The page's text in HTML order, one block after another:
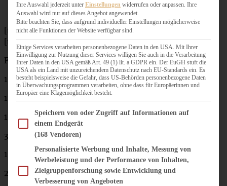
[tabs]
[tab title=”Zutaten”]
Für eine Springform von 26 cm oder eine Brownieform:
150 g sehr weiche Butter
175 g Zucker
1 TL Vanille-Paste
3 Eier
150 g Naturjoghurt
260 g Mehl
Ihre Auswahl jederzeit unter Einstellungen widerrufen oder anpassen. Ihre
Auswahl wird nur auf dieses Angebot angewendet.
Bitte beachten Sie, dass aufgrund individueller Einstellungen möglicherweise
nicht alle Funktionen der Website verfügbar sind.
Einige Services verarbeiten personenbezogene Daten in den USA. Mit Ihrer
Einwilligung zur Nutzung dieser Services willigen Sie auch in die Verarbeitung
Ihrer Daten in den USA gemäß Art. 49 (1) lit. a GDPR ein. Der EuGH stuft die
USA als ein Land mit unzureichendem Datenschutz nach EU-Standards ein. Es
besteht beispielsweise die Gefahr, dass US-Behörden personenbezogene Daten
in Überwachungsprogrammen verarbeiten, ohne dass für Europäerinnen und
Europäer eine Klagemöglichkeit besteht.
Im Folgenden finden Sie eine Liste der Zwecke des IAB Transparency and Consent
Speichern von oder Zugriff auf Informationen auf
einem Endgerät
(168 Vendoren)
Personalisierte Werbung und Inhalte, Messung von
Werbeleistung und der Performance von Inhalten,
Zielgruppenforschung sowie Entwicklung und
Verbesserung von Angeboten